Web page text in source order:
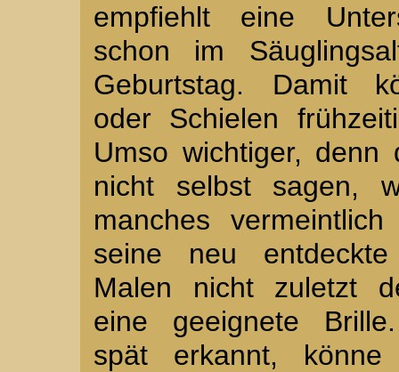
empfiehlt eine
schon im
Geburtstag. Damit
oder Schielen
Umso wichtiger, denn
nicht selbst sagen,
manches
seine neu
Malen nicht zuletzt
eine geeignete
spät erkannt, könne